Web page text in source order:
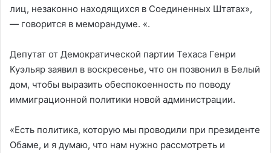
лиц, незаконно находящихся в Соединенных Штатах»,
— говорится в меморандуме. «.
Депутат от Демократической партии Техаса Генри
Куэльяр заявил в воскресенье, что он позвонил в Белый
дом, чтобы выразить обеспокоенность по поводу
иммиграционной политики новой администрации.
«Есть политика, которую мы проводили при президенте
Обаме, и я думаю, что нам нужно рассмотреть и